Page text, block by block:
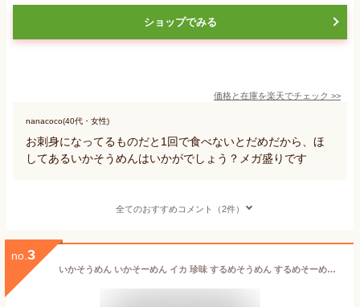
ショップでみる
価格と在庫を楽天でチェック >>
nanacoco(40代・女性)
お刺身になってるものだと1回で食べないとだめだから、ほ
してあるいかそうめんはいかがでしょう？メガ盛りです
全てのおすすめコメント（2件）
no. 3
いかそうめん いかそーめん イカ 珍味 するめそうめん するめそーめん スルメ 珍味 駄菓子 いか 業務用 訳あり メガ盛り 600g 送料無料 酒の肴 在宅 おつまみ 退職 在宅応援 家飲み 訳アリ 仕送り 業務用 食品 お取り寄せ 時短 誕生日 御礼 お礼 メール便